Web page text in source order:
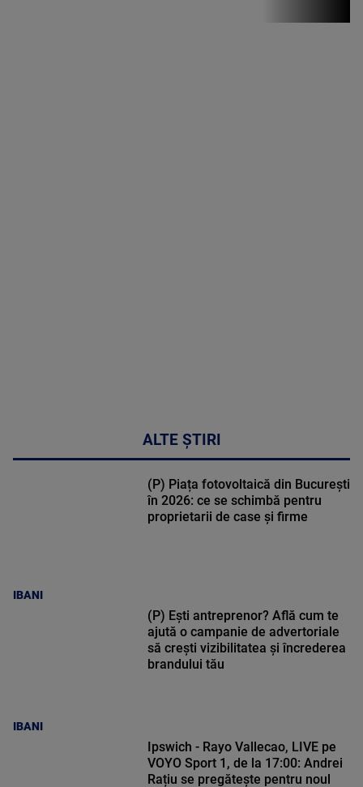
ALTE ȘTIRI
IBANI
(P) Piața fotovoltaică din București
în 2026: ce se schimbă pentru
proprietarii de case și firme
IBANI
(P) Ești antreprenor? Află cum te
ajută o campanie de advertoriale
să crești vizibilitatea și încrederea
brandului tău
Ipswich - Rayo Vallecao, LIVE pe
VOYO Sport 1, de la 17:00: Andrei
Rațiu se pregătește pentru noul